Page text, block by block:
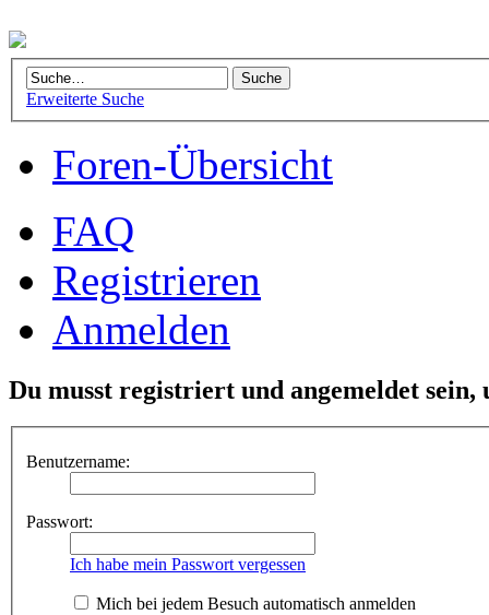
Erweiterte Suche
Foren-Übersicht
FAQ
Registrieren
Anmelden
Du musst registriert und angemeldet sein,
Benutzername:
Passwort:
Ich habe mein Passwort vergessen
Mich bei jedem Besuch automatisch anmelden